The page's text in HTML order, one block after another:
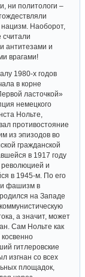
ни политологи –
Наоборот,
считали
антитезами и
врагами!
1980-х годов
в корне
ласточкой»
немецкого
Нольте,
противостояние
из эпизодов во
гражданской
в 1917 году
революцией и
в 1945-м. По его
фашизм в
на Западе
а значит, может
Сам Нольте как
гитлеровские
изгнан со всех
площадок,